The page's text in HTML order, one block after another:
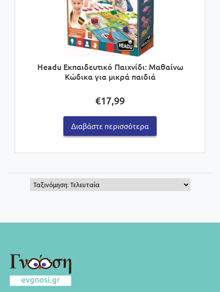
Headu Εκπαιδευτικό Παιχνίδι: Μαθαίνω
Κώδικα για μικρά παιδιά
€17,99
Διαβάστε περισσότερα